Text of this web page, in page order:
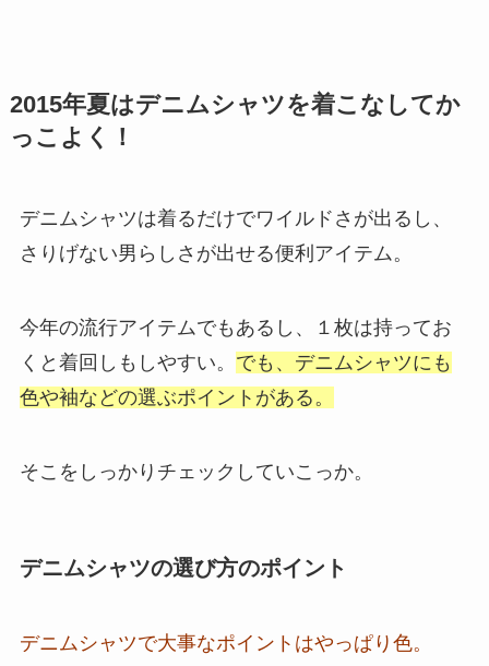
2015年夏はデニムシャツを着こなしてか
っこよく！
デニムシャツは着るだけでワイルドさが出るし、
さりげない男らしさが出せる便利アイテム。
今年の流行アイテムでもあるし、１枚は持ってお
くと着回しもしやすい。 でも、デニムシャツにも
色や袖などの選ぶポイントがある。
そこをしっかりチェックしていこっか。
デニムシャツの選び方のポイント
デニムシャツで大事なポイントはやっぱり色。